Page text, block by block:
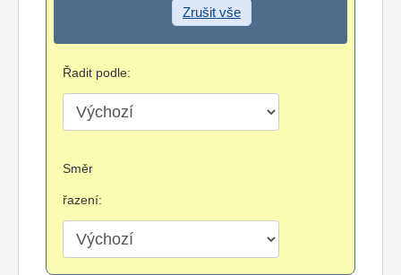
Zrušit vše
Řadit podle:
Směr
řazení: